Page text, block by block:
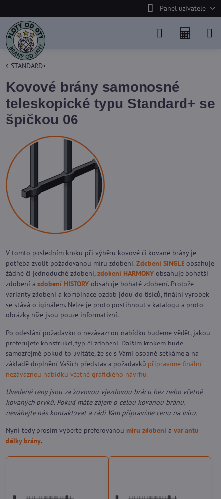
Panel uživatele
STANDARD+
Kovové brány samonosné
teleskopické typu Standard+ se
špičkou 06
V tomto posledním kroku při výběru kovové či kované brány je
potřeba zvolit požadovanou míru zdobení. Zdobení SINGLE obsahuje
žádné či jednoduché zdobení,zdobení HARMONY obsahuje bohatší
zdobení a zdobení HISTORY obsahuje bohaté zdobení. Protože
varianty zdobení a kombinace ozdob jdou do tisíců, finální výrobek
se stává originálem. Nelze je proto postihnout v katalogu a proto
obrázky níže jsou pouze informativní.
Po odeslání požadavku o nezávaznou nabídku budeme vědět, jakou
preferujete konstrukci, typ či zdobení. Dalším krokem bude,
samozřejmě pokud to uvítáte, že se s Vámi osobně setkáme a na
základě doplnění Vašich představ a požadavků připravíme finální
nezávaznou nabídku včetně grafického návrhu.
Uvedené ceny jsou za kovovou vjezdovou bránu bez nebo včetně
kovaných prvků. Pokud máte zájem o celou kovanou bránu,
neváhejte nás kontaktovat a rádi Vám připravíme cenu na míru.
Nyní tedy prosím vyberte preferovanou míru zdobení a variantu
délky brány.